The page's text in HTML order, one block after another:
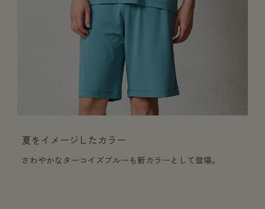
夏をイメージしたカラー
さわやかなターコイズブルーも新カラーとして登場。